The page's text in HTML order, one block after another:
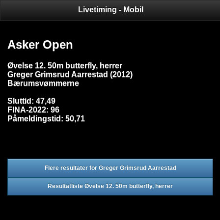
Livetiming - Mobil
Asker Open
Øvelse 12. 50m butterfly, herrer
Greger Grimsrud Aarrestad (2012)
Bærumsvømmerne
Sluttid: 47,49
FINA-2022: 96
Påmeldingstid: 50,71
Flere resultater for Greger Grimsrud Aarrestad
Resultatliste Øvelse 12. 50m butterfly, herrer